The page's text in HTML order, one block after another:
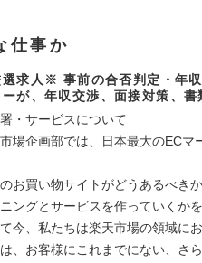
仕事か
求人※ 事前の合否判定・年
ーが、年収交渉、面接対策、書
・サービスについて
場企画部では、日本最大のECマ
お買い物サイトがどうあるべき
ングとサービスを作っていくか
今、私たちは楽天市場の領域に
、お客様にこれまでにない、さ